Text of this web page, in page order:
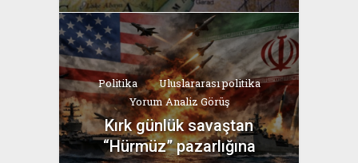
Politika
Uluslararası politika
Yorum Analiz Görüş
Kırk günlük savaştan
“Hürmüz” pazarlığına